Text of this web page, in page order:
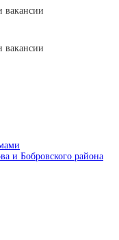
вакансии
вакансии
и Бобровского района